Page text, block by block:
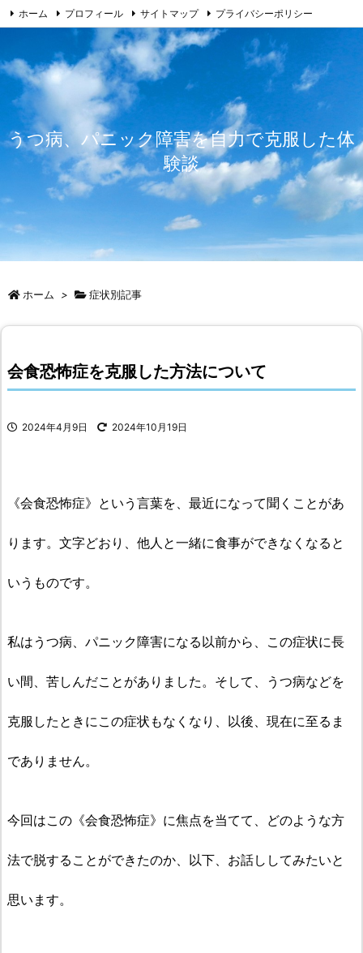
ホーム プロフィール サイトマップ プライバシーポリシー
お問い合わせ
うつ病、パニック障害を自力で克服した体
験談
ホーム > 症状別記事
会食恐怖症を克服した方法について
2024年4月9日 2024年10月19日
《会食恐怖症》という言葉を、最近になって聞くことがあ
ります。文字どおり、他人と一緒に食事ができなくなると
いうものです。
私はうつ病、パニック障害になる以前から、この症状に長
い間、苦しんだことがありました。そして、うつ病などを
克服したときにこの症状もなくなり、以後、現在に至るま
でありません。
今回はこの《会食恐怖症》に焦点を当てて、どのような方
法で脱することができたのか、以下、お話ししてみたいと
思います。